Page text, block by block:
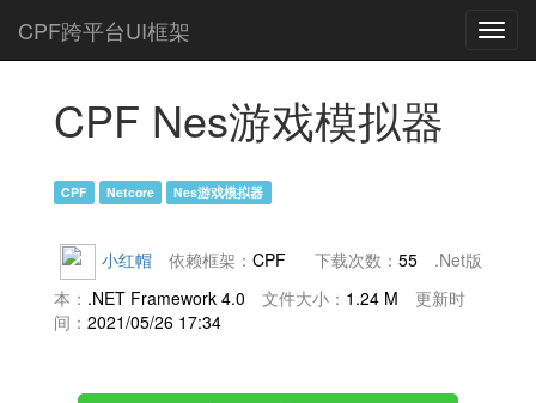
CPF跨平台UI框架
CPF Nes游戏模拟器
CPF Netcore Nes游戏模拟器
小红帽 依赖框架： CPF 下载次数： 55
.Net版
本： .NET Framework 4.0 文件大小： 1.24 M
更新时
间： 2021/05/26 17:34